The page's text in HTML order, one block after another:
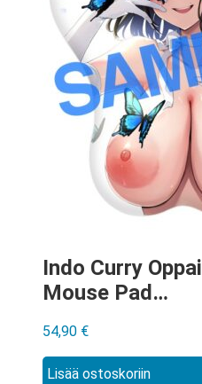
Indo Curry Oppai
Mouse Pad
54,90 €
Lisää ostoskoriin